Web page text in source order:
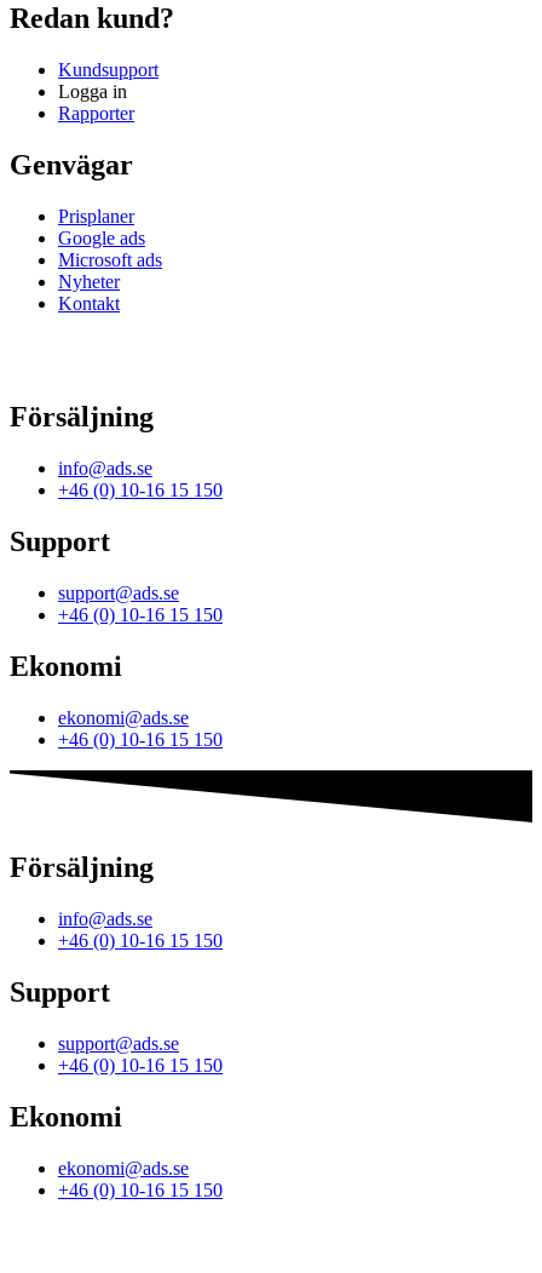
Redan kund?
Kundsupport
Logga in
Rapporter
Genvägar
Prisplaner
Google ads
Microsoft ads
Nyheter
Kontakt
Försäljning
info@ads.se
+46 (0) 10-16 15 150
Support
support@ads.se
+46 (0) 10-16 15 150
Ekonomi
ekonomi@ads.se
+46 (0) 10-16 15 150
Försäljning
info@ads.se
+46 (0) 10-16 15 150
Support
support@ads.se
+46 (0) 10-16 15 150
Ekonomi
ekonomi@ads.se
+46 (0) 10-16 15 150